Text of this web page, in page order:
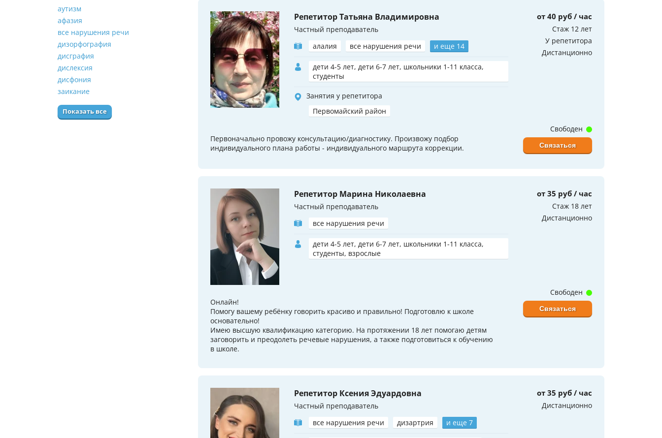
аутизм
афазия
все нарушения речи
дизорфография
дисграфия
дислексия
дисфония
заикание
Показать все
Репетитор Татьяна Владимировна
Частный преподаватель
алалия
все нарушения речи и еще 14
дети 4-5 лет, дети 6-7 лет, школьники 1-11 класса,
студенты
Занятия у репетитора
Первомайский район
от 40 руб / час
Стаж 12 лет
У репетитора
Дистанционно
Первоначально провожу консультацию/диагностику. Произвожу подбор
индивидуального плана работы - индивидуального маршрута коррекции.
Свободен
Связаться
Репетитор Марина Николаевна
Частный преподаватель
все нарушения речи
дети 4-5 лет, дети 6-7 лет, школьники 1-11 класса,
студенты, взрослые
от 35 руб / час
Стаж 18 лет
Дистанционно
Онлайн!
Помогу вашему ребёнку говорить красиво и правильно! Подготовлю к школе
основательно!
Имею высшую квалификацию категорию. На протяжении 18 лет помогаю детям
заговорить и преодолеть речевые нарушения, а также подготовиться к обучению
в школе.
Свободен
Связаться
Репетитор Ксения Эдуардовна
Частный преподаватель
все нарушения речи
дизартрия и еще 7
от 35 руб / час
Дистанционно